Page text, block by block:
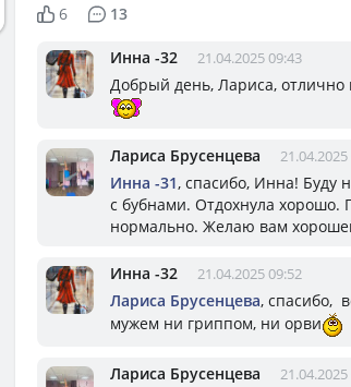
6
13
Инна -32 21.04.2025 09:43
Добрый день, Лариса, отлично
Лариса Брусенцева
Инна -31, спасибо, Инна! Буду
с бубнами. Отдохнула хорошо.
нормально. Желаю вам
Инна -32 21.04.2025 09:52
Лариса Брусенцева, спасибо,
мужем ни гриппом, ни орви
Лариса Брусенцева